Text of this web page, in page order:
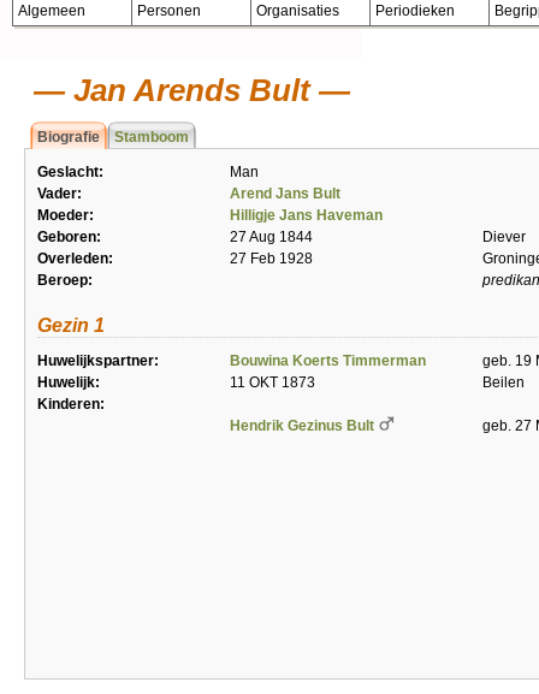
Algemeen Personen Organisaties Periodieken
Jan Arends Bult
Biografie Stamboom
Geslacht:
Man
Vader:
Arend Jans Bult
Moeder:
Hilligje Jans Haveman
Geboren:
27 Aug 1844
Diever
Overleden:
27 Feb 1928
Beroep:
Gezin 1
Huwelijkspartner: Bouwina Koerts Timmerman
geb. 19
Huwelijk:
11 OKT 1873
Beilen
Kinderen:
Hendrik Gezinus Bult
geb. 27